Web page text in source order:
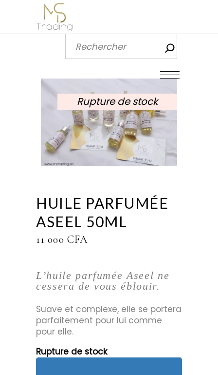
Rupture de stock
HUILE PARFUMÉE
ASEEL 50ML
11 000 CFA
L’huile parfumée Aseel ne
cessera de vous éblouir.
Suave et complexe, elle se portera
parfaitement pour lui comme
pour elle.
Rupture de stock